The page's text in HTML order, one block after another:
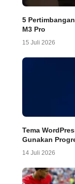
5
M3 Pro
15 Juli 2026
Tema
Gunakan
14 Juli 2026